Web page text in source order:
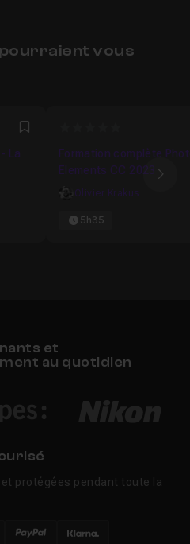
vous
Favori
La
Formation complète
Elements CC 2023
Olivier Krakus
5h35
et
au quotidien
protégées pendant toute la